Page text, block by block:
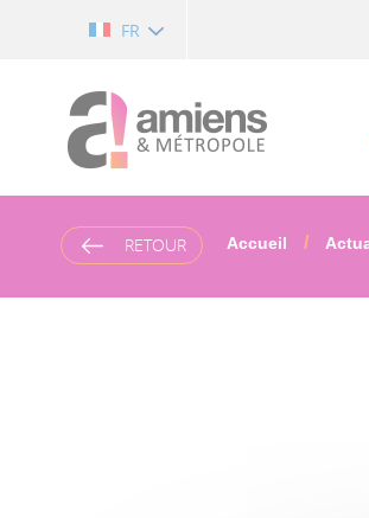
FR
RETOUR Accueil